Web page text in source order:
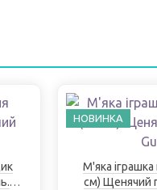
НОВИНКА
М'яка
см) Щенячий